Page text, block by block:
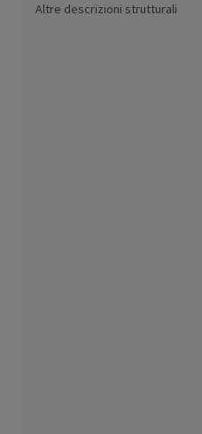
Altre descrizioni strutturali